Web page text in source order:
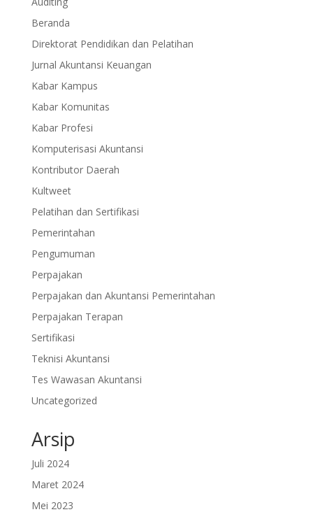
Beranda
Direktorat Pendidikan dan Pelatihan
Jurnal Akuntansi Keuangan
Kabar Kampus
Kabar Komunitas
Kabar Profesi
Komputerisasi Akuntansi
Kontributor Daerah
Kultweet
Pelatihan dan Sertifikasi
Pemerintahan
Pengumuman
Perpajakan
Perpajakan dan Akuntansi Pemerintahan
Perpajakan Terapan
Sertifikasi
Teknisi Akuntansi
Tes Wawasan Akuntansi
Uncategorized
Arsip
Juli 2024
Maret 2024
Mei 2023